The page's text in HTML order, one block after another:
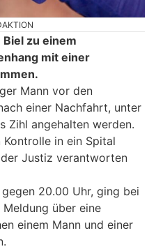
zu einem
mit einer
Mann vor den
einer Nachfahrt, unter
Zihl angehalten werden.
in ein Spital
Justiz verantworten
20.00 Uhr, ging bei
über eine
einem Mann und einer